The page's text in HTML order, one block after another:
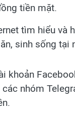
tiền mặt.
tìm hiểu và
sinh sống tại
khoản
nhóm